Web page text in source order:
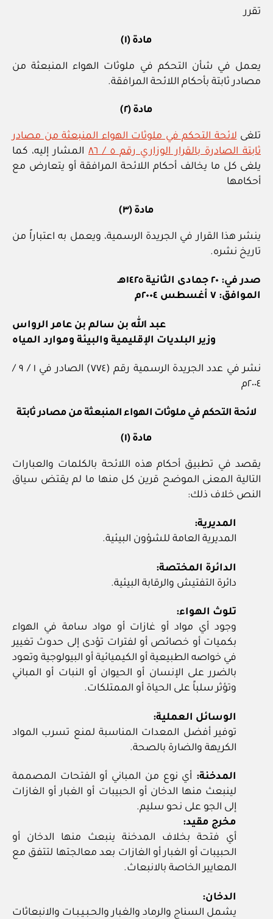
تقرر
مادة (١)
يعمل في شأن التحكم في ملوثات الهواء المنبعثة من
مصادر ثابتة بأحكام اللائحة المرافقة.
مادة (٢)
تلغىلائحة التحكم في ملوثات الهواء المنبعثة من مصادر
ثابتة الصادرة بالقرار الوزاري رقم ٥ / ٨٦
المشار إليه، كما
يلغى كل ما يخالف أحكام اللائحة المرافقة أو يتعارض مع
أحكامها
مادة (٣)
ينشر هذا القرار في الجريدة الرسمية، ويعمل به اعتباراً من
تاريخ نشره.
صدر في: ٢٠ جمادى الثانية ١٤٢٥هـ
الموافق: ٧ أغسطس ٢٠٠٤م
عبد الله بن سالم بن عامر الرواس
وزير البلديات الإقليمية والبيئة وموارد المياه
نشر في عدد الجريدة الرسمية رقم (٧٧٤) الصادر في ١ / ٩ /
٢٠٠٤م
لائحة التحكم في ملوثات الهواء المنبعثة من مصادر ثابتة
مادة (١)
يقصد في تطبيق أحكام هذه اللائحة بالكلمات والعبارات
التالية المعنى الموضح قرين كل منها ما لم يقتض سياق
النص خلاف ذلك:
المديرية:
المديرية العامة للشؤون البيئية.
الدائرة المختصة:
دائرة التفتيش والرقابة البيئية.
تلوث الهواء:
وجود أي مواد أو غازات أو مواد سامة في الهواء
بكميات أو خصائص أو لفترات تؤدى إلى حدوث تغيير
في خواصه الطبيعية أو الكيميائية أو البيولوجية وتعود
بالضرر على الإنسان أو الحيوان أو النبات أو المباني
وتؤثر سلباً على الحياة أو الممتلكات.
الوسائل العملية:
توفير أفضل المعدات المناسبة لمنع تسرب المواد
الكريهة والضارة بالصحة.
المدخنة: أي نوع من المباني أو الفتحات المصممة
لينبعث منها الدخان أو الحبيبات أو الغبار أو الغازات
إلى الجو على نحو سليم.
مخرج مقيد:
أي فتحة بخلاف المدخنة ينبعث منها الدخان أو
الحبيبات أو الغبار أو الغازات بعد معالجتها لتتفق مع
المعايير الخاصة بالانبعاث.
الدخان:
يشمل السناج والرماد والغبار والحـبـيـبـات والانبعاثات